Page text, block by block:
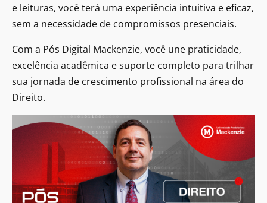
e leituras, você terá uma experiência intuitiva e eficaz,
sem a necessidade de compromissos presenciais.
Com a Pós Digital Mackenzie, você une praticidade,
excelência acadêmica e suporte completo para trilhar
sua jornada de crescimento profissional na área do
Direito.